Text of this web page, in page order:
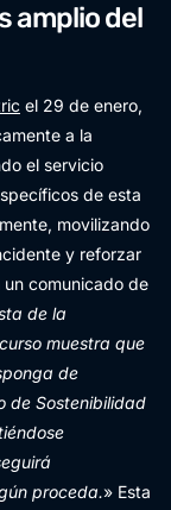
amplio del
el 29 de enero,
a la
el servicio
de esta
movilizando
y reforzar
comunicado de
de la
muestra que
de
de Sostenibilidad
proceda.» Esta